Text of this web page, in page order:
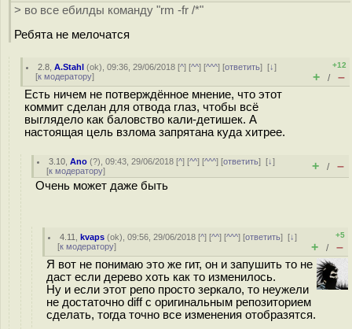
> во все ебилды команду "rm -fr /*"
Ребята не мелочатся
2.8 ,A.Stahl (ok), 09:36, 29/06/2018 [^] [^^] [^^^] [ответить][↓]
[к модератору]
+12
+ / –
Есть ничем не потверждённое мнение, что этот
коммит сделан для отвода глаз, чтобы всё
выглядело как баловство кали-детишек. А
настоящая цель взлома запрятана куда хитрее.
3.10 ,Ano (?), 09:43, 29/06/2018 [^] [^^] [^^^] [ответить][↓]
[к модератору] + / –
Очень может даже быть
4.11 ,kvaps (ok), 09:56, 29/06/2018 [^] [^^] [^^^] [ответить][↓]
[к модератору]
+5
+ / –
Я вот не понимаю это же гит, он и запушить то не
даст если дерево хоть как то изменилось.
Ну и если этот репо просто зеркало, то неужели
не достаточно diff с оригинальным репозиторием
сделать, тогда точно все изменения отобразятся.